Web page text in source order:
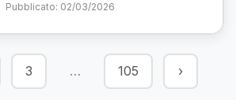
Pubblicato: 02/03/2026
3 … 105 ›